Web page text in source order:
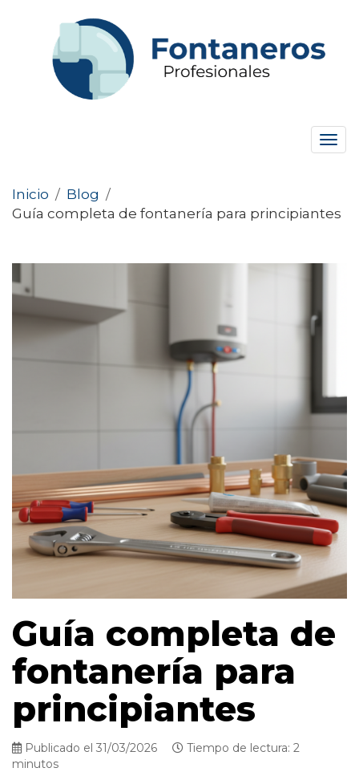
Inicio / Blog /
Guía completa de fontanería para principiantes
Guía completa de
fontanería para
principiantes
Publicado el 31/03/2026
Tiempo de lectura: 2
minutos